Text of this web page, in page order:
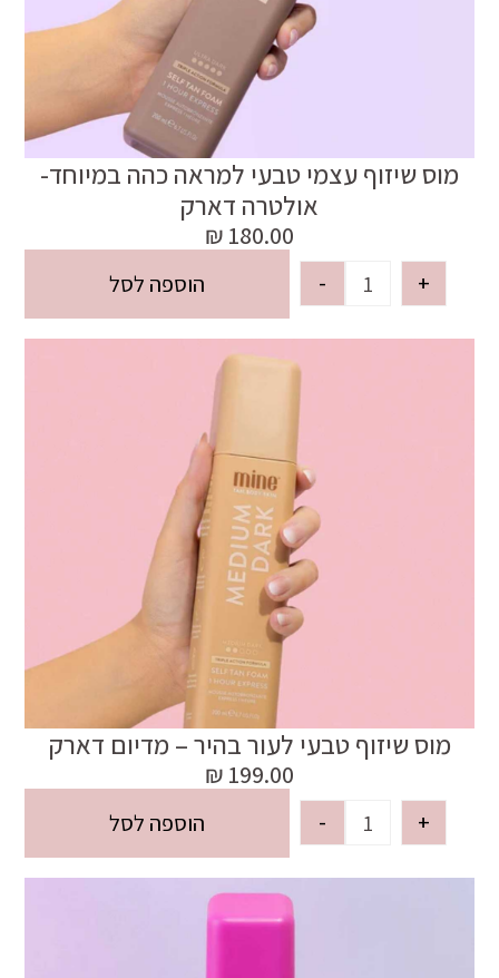
מוס שיזוף עצמי טבעי למראה כהה במיוחד-
אולטרה דארק
180.00
₪
- + הוספה לסל
מוס שיזוף טבעי לעור בהיר – מדיום דארק
199.00
₪
- + הוספה לסל